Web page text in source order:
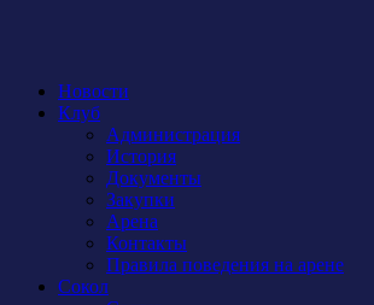
Новости
Клуб
Администрация
История
Документы
Закупки
Арена
Контакты
Правила поведения на арене
Сокол